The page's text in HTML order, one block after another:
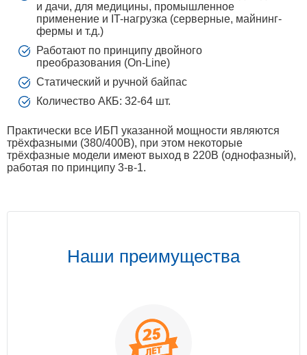
и дачи, для медицины, промышленное
применение и IT-нагрузка (серверные, майнинг-
фермы и т.д.)
Работают по принципу двойного
преобразования (On-Line)
Статический и ручной байпас
Количество АКБ: 32-64 шт.
Практически все ИБП указанной мощности являются
трёхфазными (380/400В), при этом некоторые
трёхфазные модели имеют выход в 220В (однофазный),
работая по принципу 3-в-1.
Наши преимущества